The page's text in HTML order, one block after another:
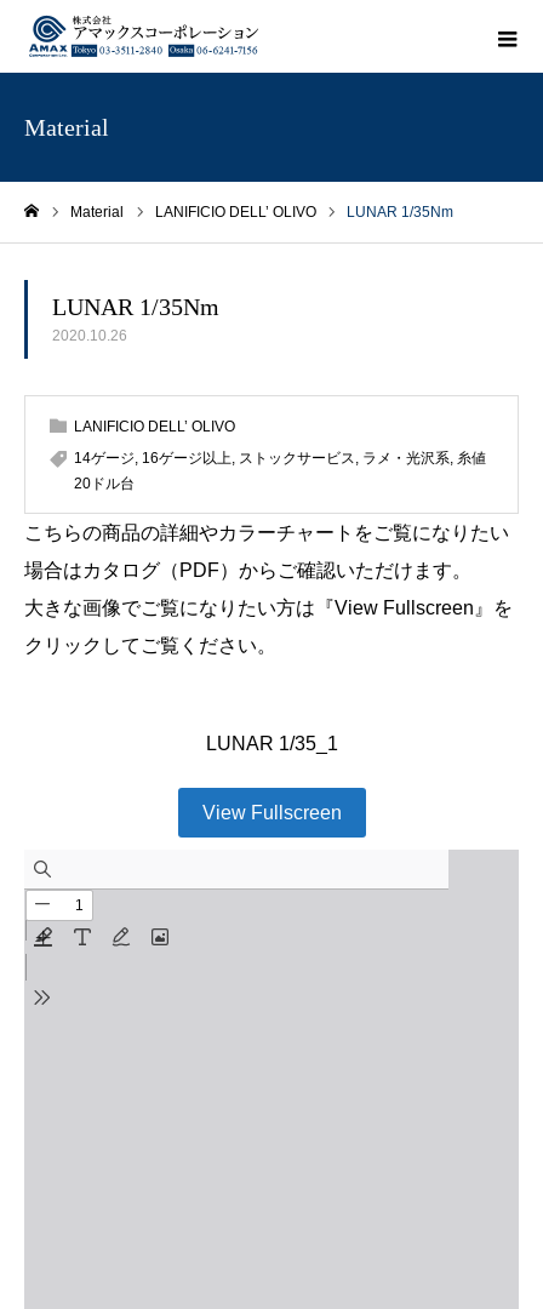
Material
Material LANIFICIO DELL’ OLIVO LUNAR 1/35Nm
LUNAR 1/35Nm
2020.10.26
LANIFICIO DELL’ OLIVO
14ゲージ, 16ゲージ以上, ストックサービス, ラメ・光沢系, 糸値
20ドル台
こちらの商品の詳細やカラーチャートをご覧になりたい
場合はカタログ（PDF）からご確認いただけます。
大きな画像でご覧になりたい方は『View Fullscreen』を
クリックしてご覧ください。
LUNAR 1/35_1
View Fullscreen